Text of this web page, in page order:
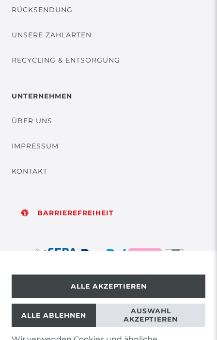
RÜCKSENDUNG
UNSERE ZAHLARTEN
RECYCLING & ENTSORGUNG
UNTERNEHMEN
ÜBER UNS
IMPRESSUM
KONTAKT
BARRIEREFREIHEIT
© Copyright 2026 | Alle Rechte vorbehalten.
ALLE AKZEPTIEREN
ALLE ABLEHNEN
AUSWAHL
AKZEPTIEREN